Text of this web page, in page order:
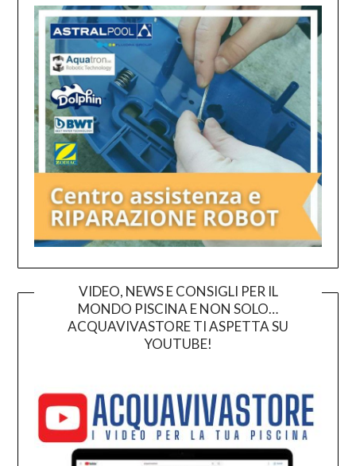
VIDEO, NEWS E CONSIGLI PER IL
MONDO PISCINA E NON SOLO…
ACQUAVIVASTORE TI ASPETTA SU
YOUTUBE!